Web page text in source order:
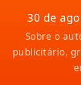
30 de
Sobre o
publicitário,